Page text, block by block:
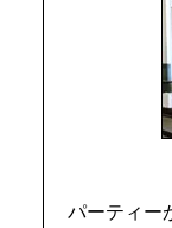
パーティー